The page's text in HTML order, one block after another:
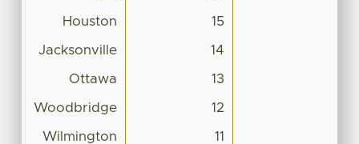
Houston 15
Jacksonville 14
Ottawa 13
Woodbridge 12
Wilmington 11